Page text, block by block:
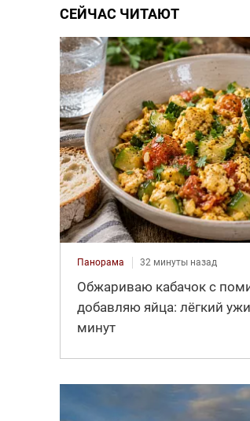
СЕЙЧАС ЧИТАЮТ
Панорама 32 минуты назад
Обжариваю кабачок с
добавляю яйца: лёгкий
минут